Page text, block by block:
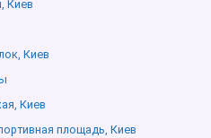
Киев
Киев
Киев
площадь, Киев